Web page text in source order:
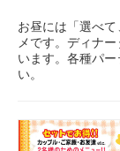
お昼には「選べ
メです。ディナ
います。各種パ
い。